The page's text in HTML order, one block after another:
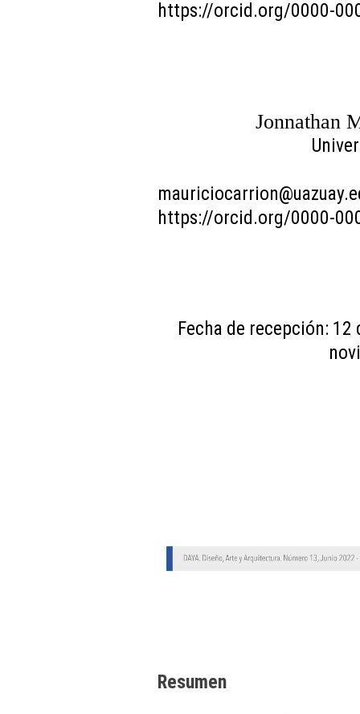
https://orcid.org/0000-
Jonnathan
https://orcid.org/0000-
Fecha de recepción:
Resumen